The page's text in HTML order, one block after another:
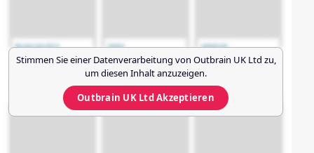
Stimmen Sie einer Datenverarbeitung von Outbrain UK Ltd zu,
um diesen Inhalt anzuzeigen.
Outbrain UK LtdAkzeptieren